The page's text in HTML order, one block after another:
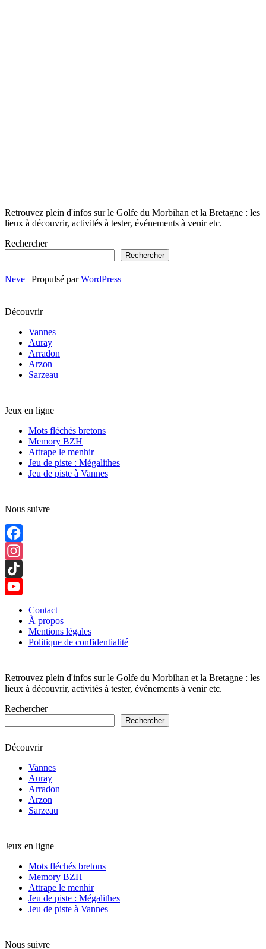
Retrouvez plein d'infos sur le Golfe du Morbihan et la Bretagne : les
lieux à découvrir, activités à tester, événements à venir etc.
Rechercher
Rechercher
Neve | Propulsé parWordPress
Découvrir
Vannes
Auray
Arradon
Arzon
Sarzeau
Jeux en ligne
Mots fléchés bretons
Memory BZH
Attrape le menhir
Jeu de piste : Mégalithes
Jeu de piste à Vannes
Nous suivre
Facebook
Instagram
TikTok
Channel
Contact
À propos
Mentions légales
Politique de confidentialité
Retrouvez plein d'infos sur le Golfe du Morbihan et la Bretagne : les
lieux à découvrir, activités à tester, événements à venir etc.
Rechercher
Rechercher
Découvrir
Vannes
Auray
Arradon
Arzon
Sarzeau
Jeux en ligne
Mots fléchés bretons
Memory BZH
Attrape le menhir
Jeu de piste : Mégalithes
Jeu de piste à Vannes
Nous suivre